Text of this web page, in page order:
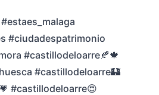
#ciudadespatrimonio
#castillodeloarre🍂🍁
#castillodeloarre🏰
#castillodeloarre😍